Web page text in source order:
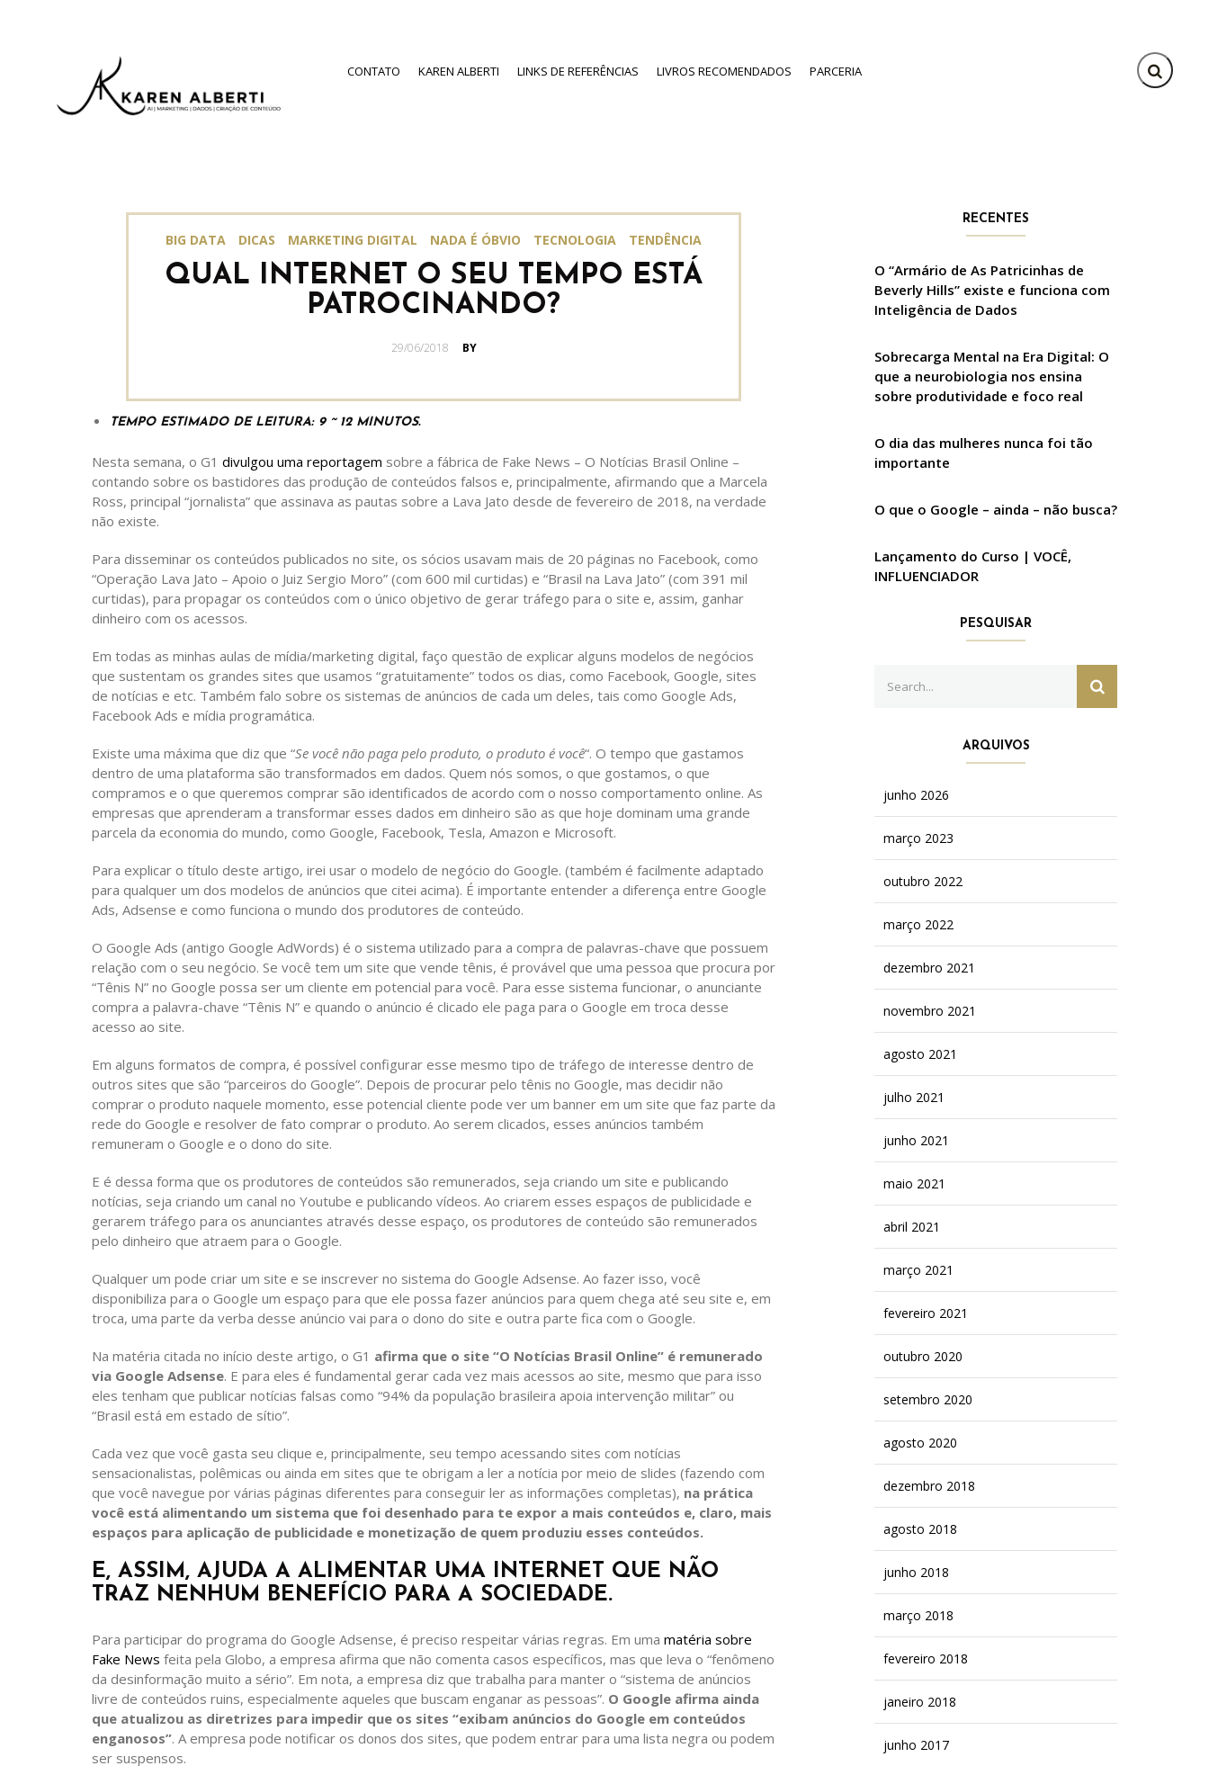
CONTATO KAREN ALBERTI LINKS DE REFERÊNCIAS LIVROS RECOMENDADOS PARCERIA
BIG DATA DICAS MARKETING DIGITAL NADA É ÓBVIO TECNOLOGIA TENDÊNCIA
QUAL INTERNET O SEU TEMPO ESTÁ
PATROCINANDO?
POSTED
29/06/2018 BY
TEMPO ESTIMADO DE LEITURA: 9 ~ 12 MINUTOS.
Nesta semana, o G1 divulgou uma reportagem sobre a fábrica de Fake News – O Notícias Brasil Online –
contando sobre os bastidores das produção de conteúdos falsos e, principalmente, afirmando que a Marcela
Ross, principal “jornalista” que assinava as pautas sobre a Lava Jato desde de fevereiro de 2018, na verdade
não existe.
Para disseminar os conteúdos publicados no site, os sócios usavam mais de 20 páginas no Facebook, como
“Operação Lava Jato – Apoio o Juiz Sergio Moro” (com 600 mil curtidas) e “Brasil na Lava Jato” (com 391 mil
curtidas), para propagar os conteúdos com o único objetivo de gerar tráfego para o site e, assim, ganhar
dinheiro com os acessos.
Em todas as minhas aulas de mídia/marketing digital, faço questão de explicar alguns modelos de negócios
que sustentam os grandes sites que usamos “gratuitamente” todos os dias, como Facebook, Google, sites
de notícias e etc. Também falo sobre os sistemas de anúncios de cada um deles, tais como Google Ads,
Facebook Ads e mídia programática.
Existe uma máxima que diz que “Se você não paga pelo produto, o produto é você“. O tempo que gastamos
dentro de uma plataforma são transformados em dados. Quem nós somos, o que gostamos, o que
compramos e o que queremos comprar são identificados de acordo com o nosso comportamento online. As
empresas que aprenderam a transformar esses dados em dinheiro são as que hoje dominam uma grande
parcela da economia do mundo, como Google, Facebook, Tesla, Amazon e Microsoft.
Para explicar o título deste artigo, irei usar o modelo de negócio do Google. (também é facilmente adaptado
para qualquer um dos modelos de anúncios que citei acima). É importante entender a diferença entre Google
Ads, Adsense e como funciona o mundo dos produtores de conteúdo.
O Google Ads (antigo Google AdWords) é o sistema utilizado para a compra de palavras-chave que possuem
relação com o seu negócio. Se você tem um site que vende tênis, é provável que uma pessoa que procura por
“Tênis N” no Google possa ser um cliente em potencial para você. Para esse sistema funcionar, o anunciante
compra a palavra-chave “Tênis N” e quando o anúncio é clicado ele paga para o Google em troca desse
acesso ao site.
Em alguns formatos de compra, é possível configurar esse mesmo tipo de tráfego de interesse dentro de
outros sites que são “parceiros do Google”. Depois de procurar pelo tênis no Google, mas decidir não
comprar o produto naquele momento, esse potencial cliente pode ver um banner em um site que faz parte da
rede do Google e resolver de fato comprar o produto. Ao serem clicados, esses anúncios também
remuneram o Google e o dono do site.
E é dessa forma que os produtores de conteúdos são remunerados, seja criando um site e publicando
notícias, seja criando um canal no Youtube e publicando vídeos. Ao criarem esses espaços de publicidade e
gerarem tráfego para os anunciantes através desse espaço, os produtores de conteúdo são remunerados
pelo dinheiro que atraem para o Google.
Qualquer um pode criar um site e se inscrever no sistema do Google Adsense. Ao fazer isso, você
disponibiliza para o Google um espaço para que ele possa fazer anúncios para quem chega até seu site e, em
troca, uma parte da verba desse anúncio vai para o dono do site e outra parte fica com o Google.
Na matéria citada no início deste artigo, o G1 afirma que o site “O Notícias Brasil Online” é remunerado
via Google Adsense. E para eles é fundamental gerar cada vez mais acessos ao site, mesmo que para isso
eles tenham que publicar notícias falsas como “94% da população brasileira apoia intervenção militar” ou
“Brasil está em estado de sítio”.
Cada vez que você gasta seu clique e, principalmente, seu tempo acessando sites com notícias
sensacionalistas, polêmicas ou ainda em sites que te obrigam a ler a notícia por meio de slides (fazendo com
que você navegue por várias páginas diferentes para conseguir ler as informações completas), na prática
você está alimentando um sistema que foi desenhado para te expor a mais conteúdos e, claro, mais
espaços para aplicação de publicidade e monetização de quem produziu esses conteúdos.
E, ASSIM, AJUDA A ALIMENTAR UMA INTERNET QUE NÃO
TRAZ NENHUM BENEFÍCIO PARA A SOCIEDADE.
Para participar do programa do Google Adsense, é preciso respeitar várias regras. Em uma matéria sobre
Fake News feita pela Globo, a empresa afirma que não comenta casos específicos, mas que leva o “fenômeno
da desinformação muito a sério”. Em nota, a empresa diz que trabalha para manter o “sistema de anúncios
livre de conteúdos ruins, especialmente aqueles que buscam enganar as pessoas”. O Google afirma ainda
que atualizou as diretrizes para impedir que os sites “exibam anúncios do Google em conteúdos
enganosos”. A empresa pode notificar os donos dos sites, que podem entrar para uma lista negra ou podem
ser suspensos.
RECENTES
O “Armário de As Patricinhas de
Beverly Hills” existe e funciona com
Inteligência de Dados
Sobrecarga Mental na Era Digital: O
que a neurobiologia nos ensina
sobre produtividade e foco real
O dia das mulheres nunca foi tão
importante
O que o Google – ainda – não busca?
Lançamento do Curso | VOCÊ,
INFLUENCIADOR
PESQUISAR
for:
ARQUIVOS
junho 2026
março 2023
outubro 2022
março 2022
dezembro 2021
novembro 2021
agosto 2021
julho 2021
junho 2021
maio 2021
abril 2021
março 2021
fevereiro 2021
outubro 2020
setembro 2020
agosto 2020
dezembro 2018
agosto 2018
junho 2018
março 2018
fevereiro 2018
janeiro 2018
junho 2017